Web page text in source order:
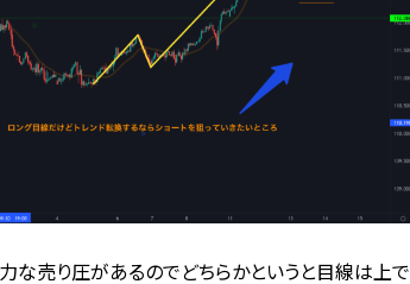
売り圧があるのでどちらかというと目線は上で